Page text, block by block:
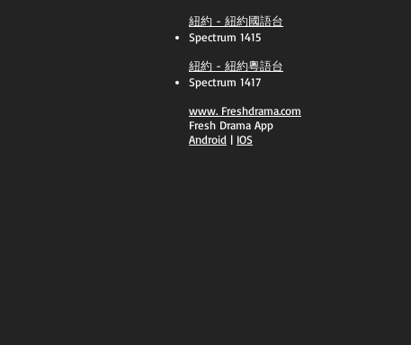
紐約 - 紐約國語台
Spectrum 1415
紐約 - 紐約粵語台
Spectrum 1417
​www. Freshdrama.com
Fresh Drama App
​Android | IOS